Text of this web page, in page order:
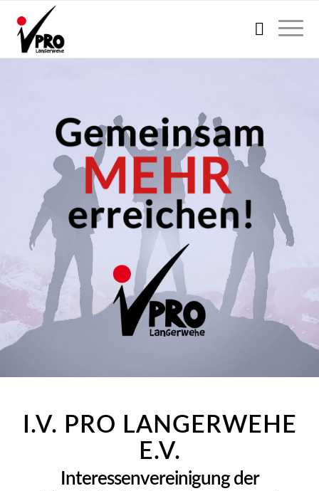
I.V. PRO LANGERWEHE
E.V.
Interessenvereinigung der